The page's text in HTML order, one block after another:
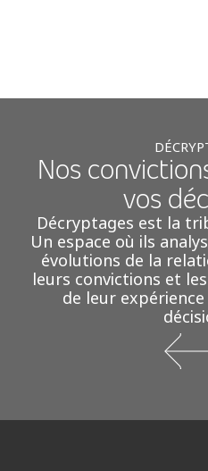
Nos
vos
Décryptages est la
Un espace où ils
évolutions de la
leurs convictions et
de leur